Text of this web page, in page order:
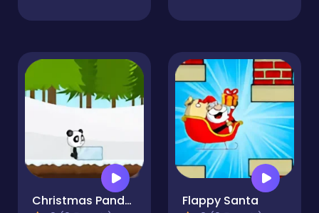
Christmas Panda Run Flappy Santa